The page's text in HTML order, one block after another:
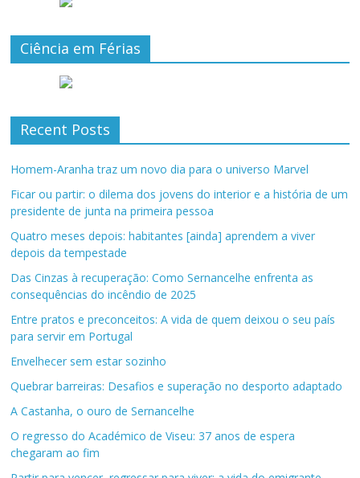
Ciência em Férias
Recent Posts
Homem-Aranha traz um novo dia para o universo Marvel
Ficar ou partir: o dilema dos jovens do interior e a história de um
presidente de junta na primeira pessoa
Quatro meses depois: habitantes [ainda] aprendem a viver
depois da tempestade
Das Cinzas à recuperação: Como Sernancelhe enfrenta as
consequências do incêndio de 2025
Entre pratos e preconceitos: A vida de quem deixou o seu país
para servir em Portugal
Envelhecer sem estar sozinho
Quebrar barreiras: Desafios e superação no desporto adaptado
A Castanha, o ouro de Sernancelhe
O regresso do Académico de Viseu: 37 anos de espera
chegaram ao fim